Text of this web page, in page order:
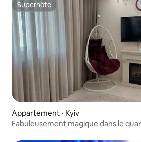
Superhôte
Superhôte
Appartement ⋅ Kyiv
Fabuleusement magique dans le